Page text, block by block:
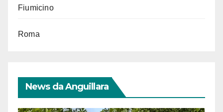
Fiumicino
Roma
News da Anguillara